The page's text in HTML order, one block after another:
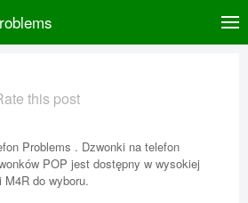
this post
Problems . Dzwonki na telefon
POP jest dostępny w wysokiej
do wyboru.